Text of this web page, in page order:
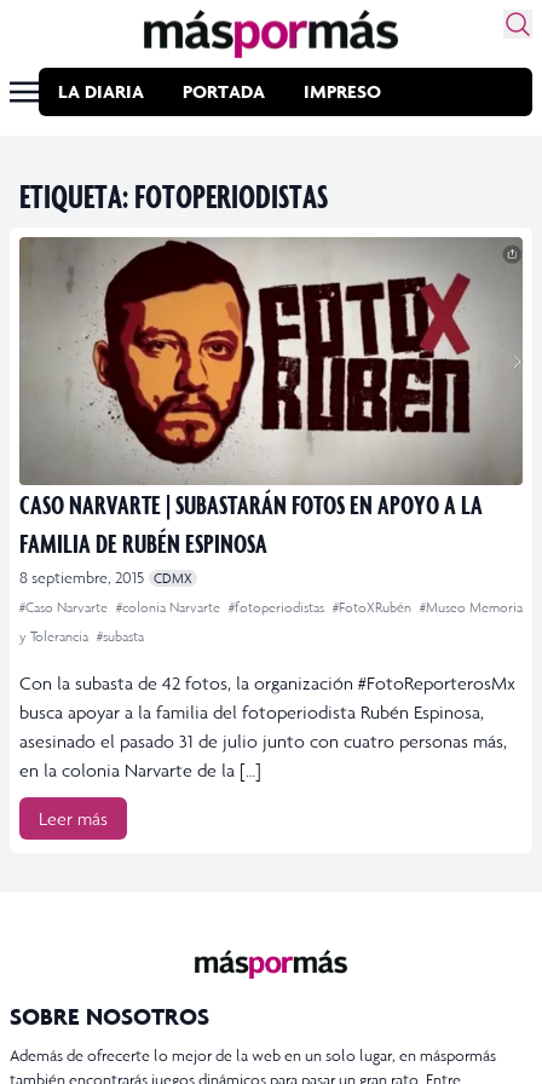
LA DIARIA PORTADA IMPRESO
ETIQUETA:FOTOPERIODISTAS
CASO NARVARTE | SUBASTARÁN FOTOS EN APOYO A LA
FAMILIA DE RUBÉN ESPINOSA
8 septiembre, 2015 CDMX
#Caso Narvarte #colonia Narvarte #fotoperiodistas #FotoXRubén #Museo Memoria
y Tolerancia #subasta
Con la subasta de 42 fotos, la organización #FotoReporterosMx
busca apoyar a la familia del fotoperiodista Rubén Espinosa,
asesinado el pasado 31 de julio junto con cuatro personas más,
en la colonia Narvarte de la […]
Leer más
SOBRE NOSOTROS
Además de ofrecerte lo mejor de la web en un solo lugar, en máspormás